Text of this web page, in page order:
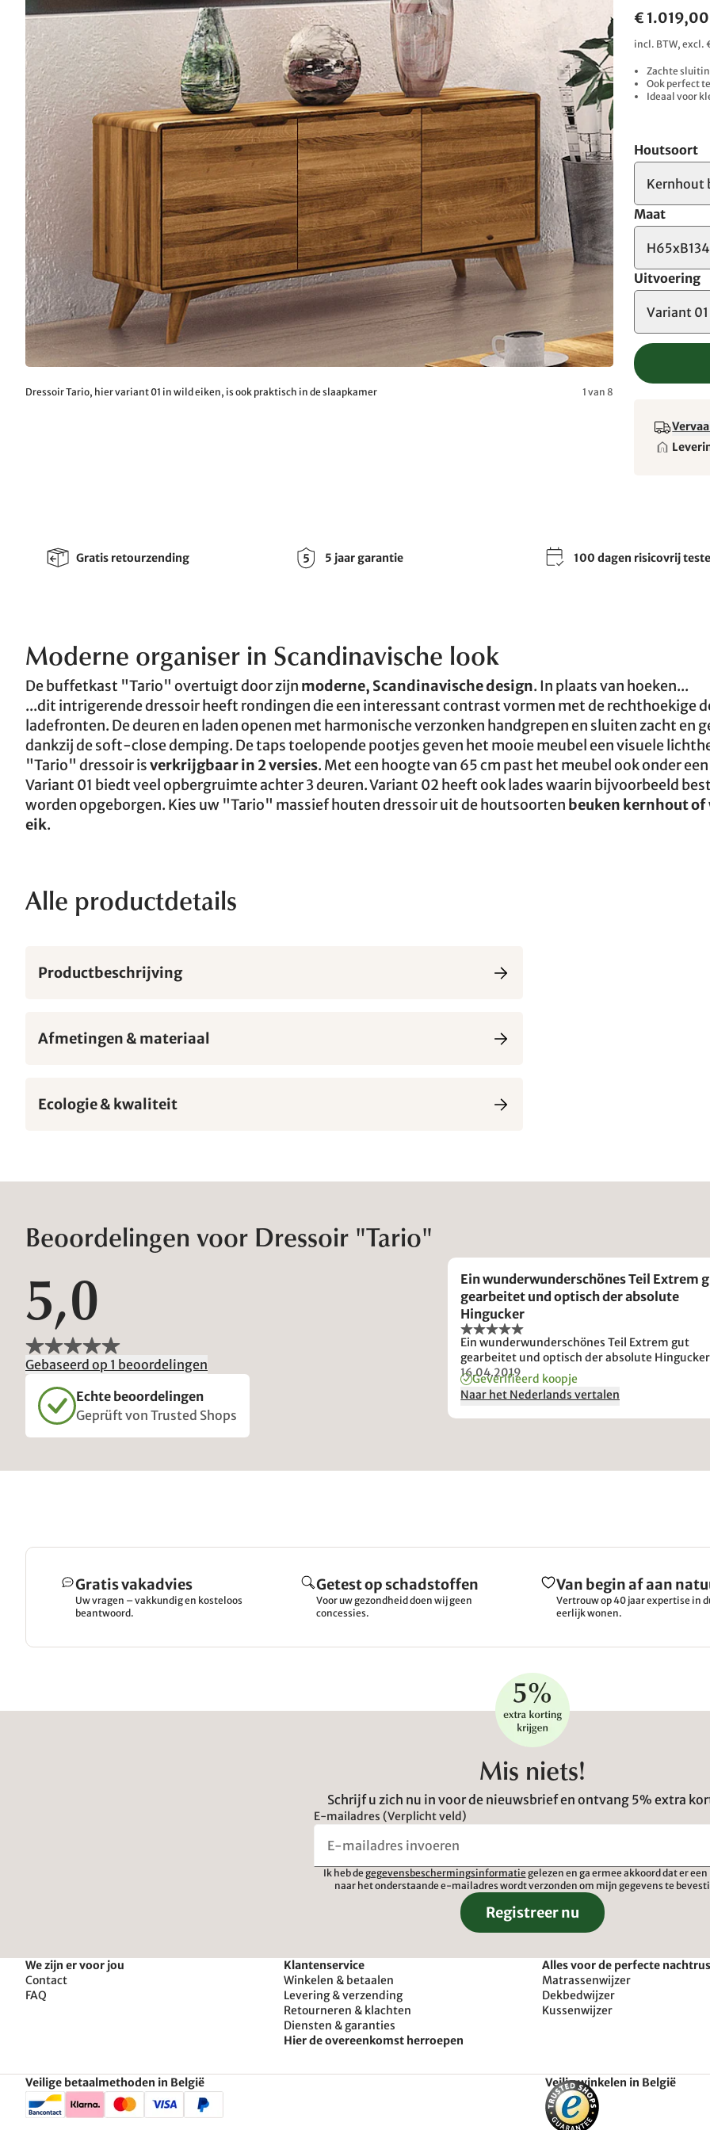
Dressoir Tario, hier variant 01 in wild eiken, is ook praktisch in de slaapkamer 1 van 8
€ 1.019,00
incl. BTW,
Zachte
Ook perfect
Ideaal voor
Houtsoort
Kernhout
Maat
Uitvoering
Variant 01
Gratis retourzending 5 jaar garantie 100 dagen risicovrij
Moderne organiser in Scandinavische look
De buffetkast "Tario" overtuigt door zijn moderne, Scandinavische design. In plaats van hoeken...
...dit intrigerende dressoir heeft rondingen die een interessant contrast vormen met de rechthoekige
ladefronten. De deuren en laden openen met harmonische verzonken handgrepen en sluiten zacht en
dankzij de soft-close demping. De taps toelopende pootjes geven het mooie meubel een visuele
"Tario" dressoir isverkrijgbaar in 2 versies. Met een hoogte van 65 cm past het meubel ook onder
Variant 01 biedt veel opbergruimte achter 3 deuren. Variant 02 heeft ook lades waarin bijvoorbeeld
worden opgeborgen. Kies uw "Tario" massief houten dressoir uit de houtsoorten beuken kernhout
eik.
Alle productdetails
Productbeschrijving
Afmetingen & materiaal
Ecologie & kwaliteit
Beoordelingen voor Dressoir "Tario"
5,0
Gebaseerd op 1 beoordelingen
Echte beoordelingen
Geprüft von Trusted Shops
Ein wunderwunderschönes Teil Extrem
gearbeitet und optisch der absolute
Hingucker
Ein wunderwunderschönes Teil Extrem gut
gearbeitet und optisch der absolute Hingucker
16.04.2019
Geverifieerd koopje
Naar het Nederlands vertalen
Gratis vakadvies
Uw vragen – vakkundig en kosteloos
beantwoord.
Getest op schadstoffen
Voor uw gezondheid doen wij geen
concessies.
Van begin af aan
Vertrouw op 40 jaar expertise in
eerlijk wonen.
Mis niets!
Schrijf u zich nu in voor de nieuwsbrief en ontvang 5% extra
E-mailadres (Verplicht veld)
Ik heb de gegevensbeschermingsinformatie gelezen en ga ermee akkoord dat er
naar het onderstaande e-mailadres wordt verzonden om mijn gegevens te
Registreer nu
We zijn er voor jou
Contact
FAQ
Klantenservice
Winkelen & betaalen
Levering & verzending
Retourneren & klachten
Diensten & garanties
Hier de overeenkomst herroepen
Alles voor de perfecte
Matrassenwijzer
Dekbedwijzer
Kussenwijzer
Veilige betaalmethoden in België Veilig winkelen in België